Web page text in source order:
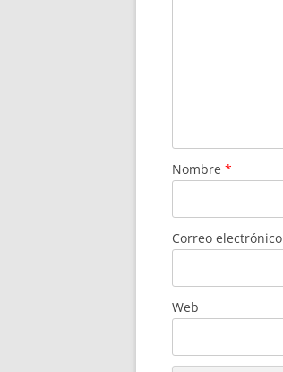
Nombre *
Correo electrónico
Web